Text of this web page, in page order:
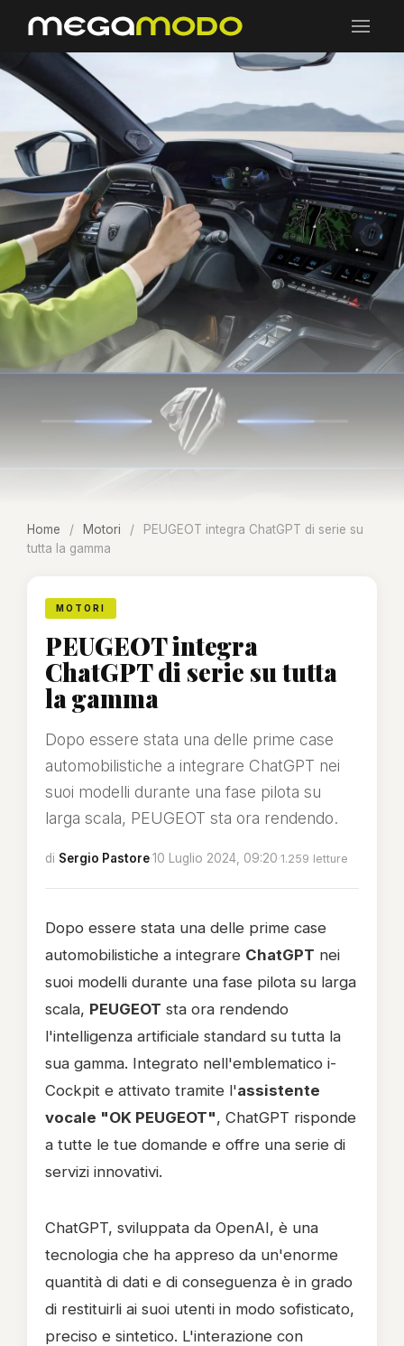
Home / Motori /
PEUGEOT integra ChatGPT di serie su
tutta la gamma
MOTORI
PEUGEOT integra
ChatGPT di serie su tutta
la gamma
Dopo essere stata una delle prime case
automobilistiche a integrare ChatGPT nei
suoi modelli durante una fase pilota su
larga scala, PEUGEOT sta ora rendendo.
di Sergio Pastore·10 Luglio 2024, 09:20·1.259 letture
Dopo essere stata una delle prime case
automobilistiche a integrare ChatGPT nei
suoi modelli durante una fase pilota su larga
scala, PEUGEOT sta ora rendendo
l'intelligenza artificiale standard su tutta la
sua gamma. Integrato nell'emblematico i-
Cockpit e attivato tramite l'assistente
vocale "OK PEUGEOT", ChatGPT risponde
a tutte le tue domande e offre una serie di
servizi innovativi.
ChatGPT, sviluppata da OpenAI, è una
tecnologia che ha appreso da un'enorme
quantità di dati e di conseguenza è in grado
di restituirli ai suoi utenti in modo sofisticato,
preciso e sintetico. L'interazione con